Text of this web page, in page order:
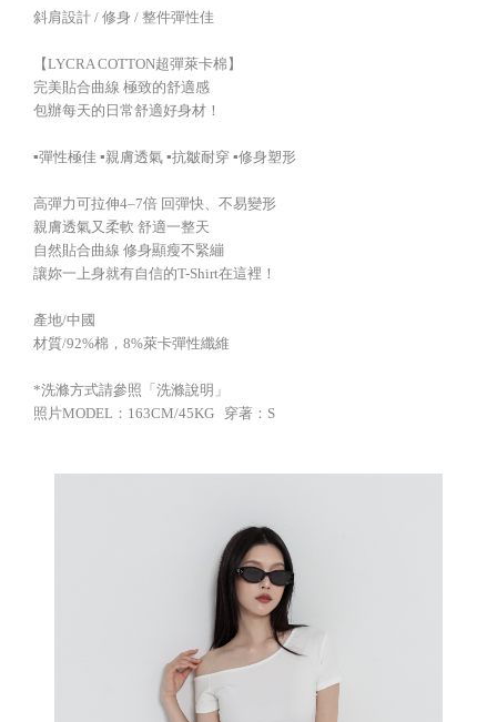
斜肩設計 / 修身 / 整件彈性佳
【LYCRA COTTON超彈萊卡棉】
完美貼合曲線 極致的舒適感
包辦每天的日常舒適好身材！
▪️彈性極佳 ▪️親膚透氣 ▪️抗皺耐穿 ▪️修身塑形
高彈力可拉伸4–7倍 回彈快、不易變形
親膚透氣又柔軟 舒適一整天
自然貼合曲線 修身顯瘦不緊繃
讓妳一上身就有自信的T-Shirt在這裡！
產地/中國
材質/92%棉，8%萊卡彈性纖維
*洗滌方式請參照「洗滌說明」
照片MODEL：163CM/45KG 穿著：S